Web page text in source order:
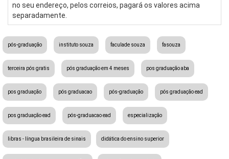
no seu endereço, pelos correios, pagará os valores acima
separadamente.
pós-graduação instituto souza faculade souza fasouza
terceira pós gratis pós graduação em 4 meses pos graduação aba
pos graduação pós graduacao pós-graduação pós graduação ead
pos graduação ead pós-graduacao ead especialização
libras - língua brasileira de sinais didática do ensino superior